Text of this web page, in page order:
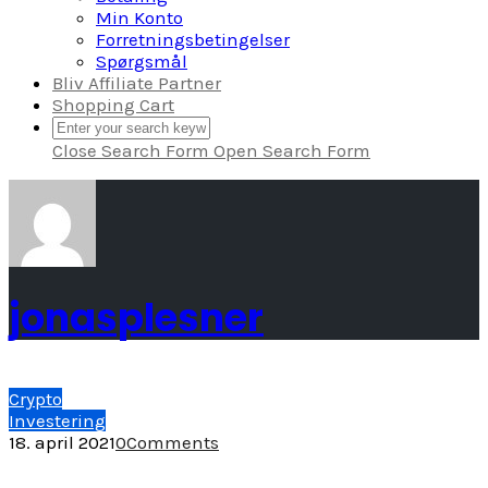
Min Konto
Forretningsbetingelser
Spørgsmål
Bliv Affiliate Partner
Shopping Cart
Close Search Form Open Search Form
jonasplesner
Crypto
Investering
18. april 20210Comments